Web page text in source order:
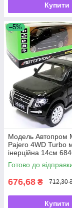
Купити
–5%
Модель Автопром
Pajero 4WD Turbo
інерційна 14см
Готово до
676,68 ₴ 712,30
Купити